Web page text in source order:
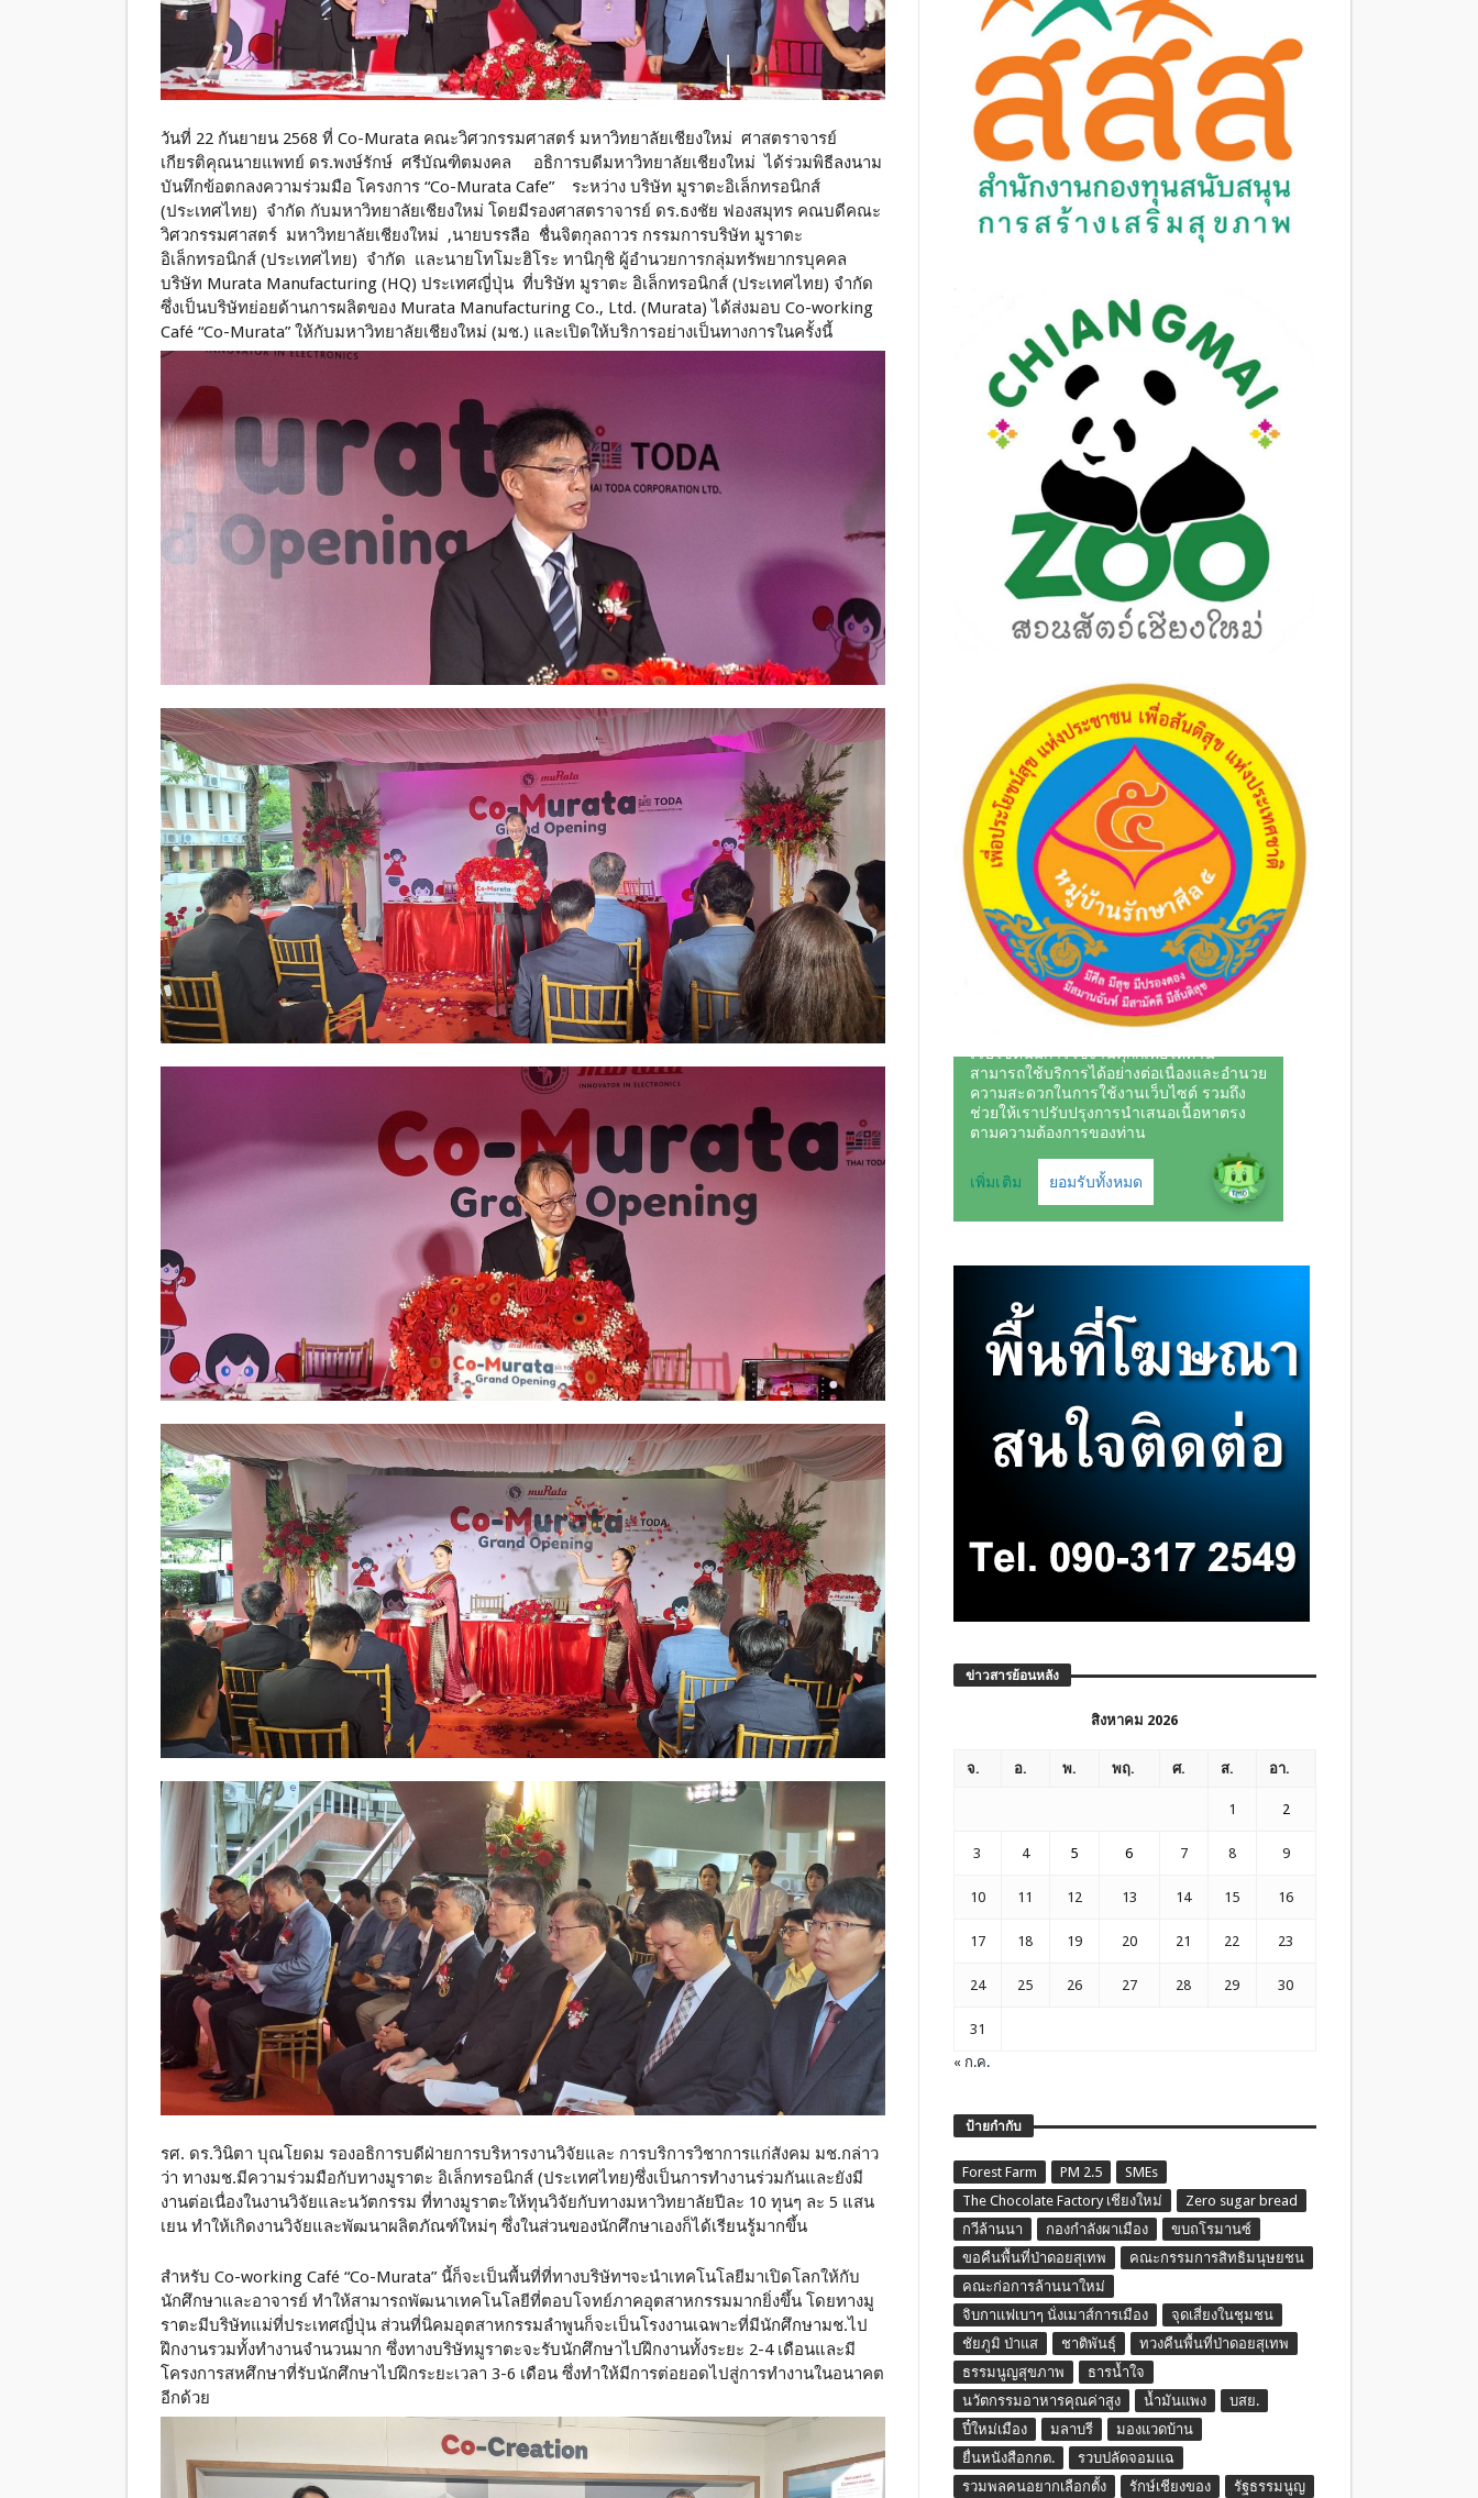
วันที่ 22 กันยายน 2568 ที่ Co-Murata คณะวิศวกรรมศาสตร์ มหาวิทยาลัยเชียงใหม่ ศาสตราจารย์
เกียรติคุณนายแพทย์ ดร.พงษ์รักษ์ ศรีบัณฑิตมงคล อธิการบดีมหาวิทยาลัยเชียงใหม่ ได้ร่วมพิธีลงนาม
บันทึกข้อตกลงความร่วมมือ โครงการ “Co-Murata Cafe” ระหว่าง บริษัท มูราตะอิเล็กทรอนิกส์
(ประเทศไทย) จำกัด กับมหาวิทยาลัยเชียงใหม่ โดยมีรองศาสตราจารย์ ดร.ธงชัย ฟองสมุทร คณบดีคณะ
วิศวกรรมศาสตร์ มหาวิทยาลัยเชียงใหม่ ,นายบรรลือ ชื่นจิตกุลถาวร กรรมการบริษัท มูราตะ
อิเล็กทรอนิกส์ (ประเทศไทย) จำกัด และนายโทโมะฮิโระ ทานิกุชิ ผู้อำนวยการกลุ่มทรัพยากรบุคคล
บริษัท Murata Manufacturing (HQ) ประเทศญี่ปุ่น ที่บริษัท มูราตะ อิเล็กทรอนิกส์ (ประเทศไทย) จำกัด
ซึ่งเป็นบริษัทย่อยด้านการผลิตของ Murata Manufacturing Co., Ltd. (Murata) ได้ส่งมอบ Co-working
Café “Co-Murata” ให้กับมหาวิทยาลัยเชียงใหม่ (มช.) และเปิดให้บริการอย่างเป็นทางการในครั้งนี้
รศ. ดร.วินิตา บุณโยดม รองอธิการบดีฝ่ายการบริหารงานวิจัยและ การบริการวิชาการแก่สังคม มช.กล่าว
ว่า ทางมช.มีความร่วมมือกับทางมูราตะ อิเล็กทรอนิกส์ (ประเทศไทย)ซึ่งเป็นการทำงานร่วมกันและยังมี
งานต่อเนื่องในงานวิจัยและนวัตกรรม ที่ทางมูราตะให้ทุนวิจัยกับทางมหาวิทยาลัยปีละ 10 ทุนๆ ละ 5 แสน
เยน ทำให้เกิดงานวิจัยและพัฒนาผลิตภัณฑ์ใหม่ๆ ซึ่งในส่วนของนักศึกษาเองก็ได้เรียนรู้มากขึ้น
สำหรับ Co-working Café “Co-Murata” นี้ก็จะเป็นพื้นที่ที่ทางบริษัทฯจะนำเทคโนโลยีมาเปิดโลกให้กับ
นักศึกษาและอาจารย์ ทำให้สามารถพัฒนาเทคโนโลยีที่ตอบโจทย์ภาคอุตสาหกรรมมากยิ่งขึ้น โดยทางมู
ราตะมีบริษัทแม่ที่ประเทศญี่ปุ่น ส่วนที่นิคมอุตสาหกรรมลำพูนก็จะเป็นโรงงานเฉพาะที่มีนักศึกษามช.ไป
ฝึกงานรวมทั้งทำงานจำนวนมาก ซึ่งทางบริษัทมูราตะจะรับนักศึกษาไปฝึกงานทั้งระยะ 2-4 เดือนและมี
โครงการสหศึกษาที่รับนักศึกษาไปฝึกระยะเวลา 3-6 เดือน ซึ่งทำให้มีการต่อยอดไปสู่การทำงานในอนาคต
อีกด้วย
ข่าวสารย้อนหลัง
สิงหาคม 2026
จ. อ. พ. พฤ. ศ. ส. อา.
1 2
3 4 5 6 7 8 9
10 11 12 13 14 15 16
17 18 19 20 21 22 23
24 25 26 27 28 29 30
31
« ก.ค.
ป้ายกำกับ
Forest Farm PM 2.5
SMEs
The Chocolate Factory เชียงใหม่
Zero sugar bread
กวีล้านนา
กองกำลังผาเมือง
ขบถโรมานซ์
ขอคืนพื้นที่ป่าดอยสุเทพ
คณะกรรมการสิทธิมนุษยชน
คณะก่อการล้านนาใหม่
จิบกาแฟเบาๆ นั่งเมาส์การเมือง
จุดเสี่ยงในชุมชน
ชัยภูมิ ป่าแส
ชาติพันธุ์
ทวงคืนพื้นที่ป่าดอยสุเทพ
ธรรมนูญสุขภาพ
ธารน้ำใจ
นวัตกรรมอาหารคุณค่าสูง
น้ำมันแพง
บสย.
ปี๋ใหม่เมือง
มลาบรี
มองแวดบ้าน
ยื่นหนังสือกกต.
รวบปลัดจอมแฉ
รวมพลคนอยากเลือกตั้ง
รักษ์เชียงของ รัฐธรรมนูญ